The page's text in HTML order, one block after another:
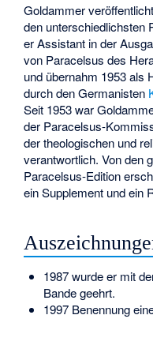
Goldammer
den unterschiedlichsten
er Assistant in der
von Paracelsus des
und übernahm 1953 als
durch den Germanisten
Seit 1953 war
der Paracelsus-
der theologischen und
verantwortlich. Von den
Paracelsus-Edition
ein Supplement und ein
1987 wurde er mit
Bande geehrt.
1997 Benennung